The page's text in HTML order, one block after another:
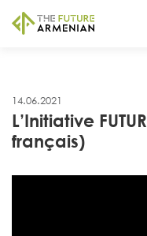
14.06.2021
L’Initiative
français)